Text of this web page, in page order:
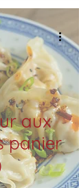
aux
panier